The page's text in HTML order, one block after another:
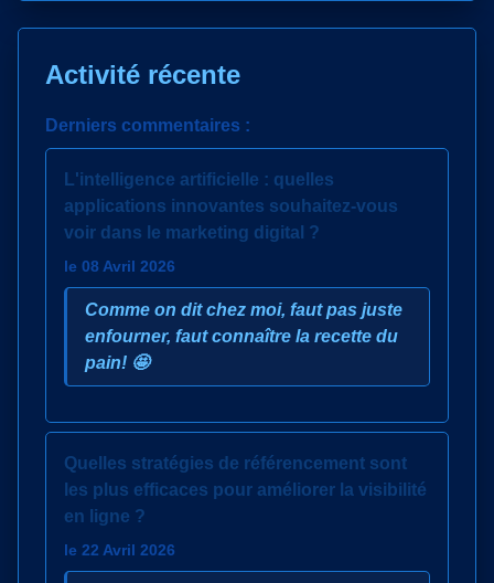
Activité récente
Derniers commentaires :
L'intelligence artificielle : quelles
applications innovantes souhaitez-vous
voir dans le marketing digital ?
le 08 Avril 2026
Comme on dit chez moi, faut pas juste
enfourner, faut connaître la recette du
pain! 🤩
Quelles stratégies de référencement sont
les plus efficaces pour améliorer la visibilité
en ligne ?
le 22 Avril 2026